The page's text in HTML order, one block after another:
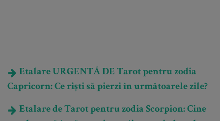
Etalare URGENTĂ DE Tarot pentru zodia
Capricorn: Ce riști să pierzi în următoarele zile?
Etalare de Tarot pentru zodia Scorpion: Cine